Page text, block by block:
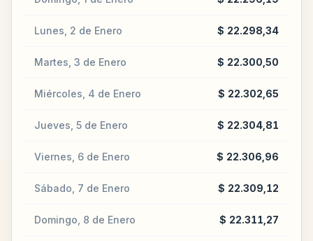
Lunes, 2 de Enero $ 22.298,34
Martes, 3 de Enero $ 22.300,50
Miércoles, 4 de Enero $ 22.302,65
Jueves, 5 de Enero $ 22.304,81
Viernes, 6 de Enero $ 22.306,96
Sábado, 7 de Enero $ 22.309,12
Domingo, 8 de Enero $ 22.311,27